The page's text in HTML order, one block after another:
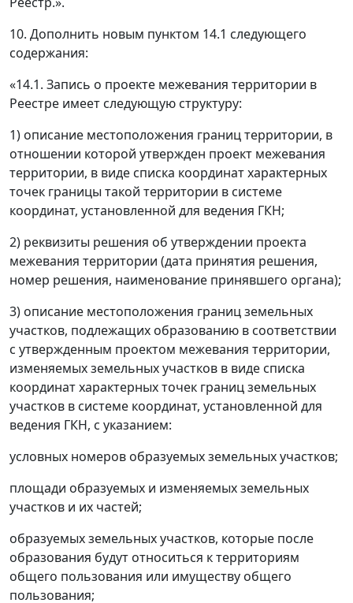
10. Дополнить новым пунктом 14.1 следующего
содержания:
«14.1. Запись о проекте межевания территории в
Реестре имеет следующую структуру:
1) описание местоположения границ территории, в
отношении которой утвержден проект межевания
территории, в виде списка координат характерных
точек границы такой территории в системе
координат, установленной для ведения ГКН;
2) реквизиты решения об утверждении проекта
межевания территории (дата принятия решения,
номер решения, наименование принявшего органа);
3) описание местоположения границ земельных
участков, подлежащих образованию в соответствии
с утвержденным проектом межевания территории,
изменяемых земельных участков в виде списка
координат характерных точек границ земельных
участков в системе координат, установленной для
ведения ГКН, с указанием:
условных номеров образуемых земельных участков;
площади образуемых и изменяемых земельных
участков и их частей;
образуемых земельных участков, которые после
образования будут относиться к территориям
общего пользования или имуществу общего
пользования;